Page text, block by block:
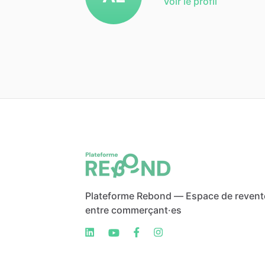
Plateforme Rebond — Espace de
entre commerçant·es